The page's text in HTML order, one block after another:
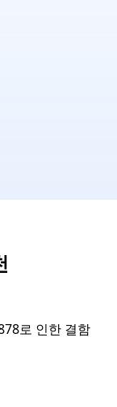
로 인한 결함